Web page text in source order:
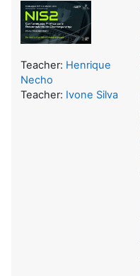
Teacher: Henrique
Necho
Teacher: Ivone Silva